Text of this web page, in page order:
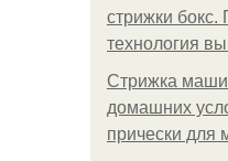
стрижки
технология
Стрижка
домашних
прически для